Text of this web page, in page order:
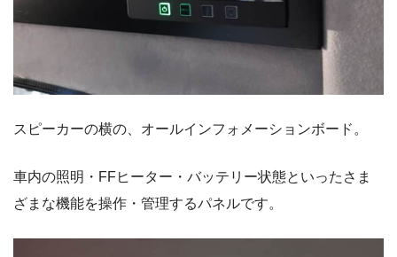
スピーカーの横の、オールインフォメーションボード。
車内の照明・FFヒーター・バッテリー状態といったさま
ざまな機能を操作・管理するパネルです。